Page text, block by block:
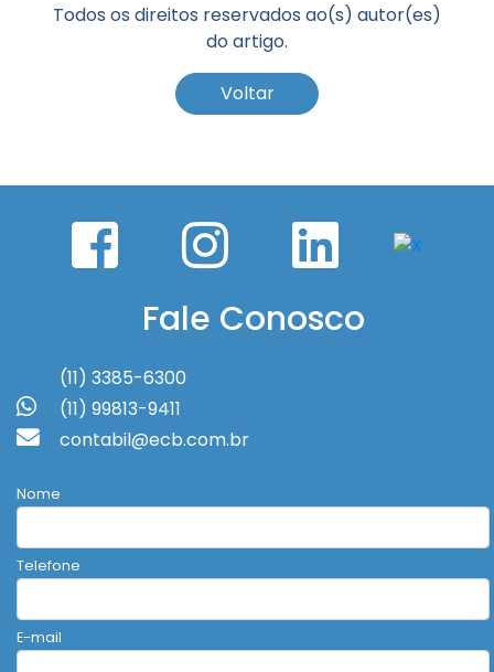
Todos os direitos reservados ao(s) autor(es)
do artigo.
Voltar
Fale Conosco
(11) 3385-6300
(11) 99813-9411
contabil@ecb.com.br
Nome
Telefone
E-mail